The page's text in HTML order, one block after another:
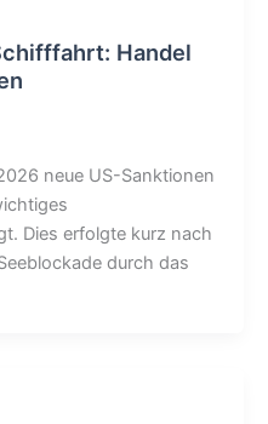
Handel
neue US-Sanktionen
Dies erfolgte kurz nach
durch das